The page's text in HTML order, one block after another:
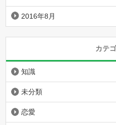
2016年8月
カテ
知識
未分類
恋愛